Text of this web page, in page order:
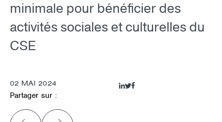
minimale pour bénéficier des
activités sociales et culturelles du
CSE
02 MAI 2024
Partager sur :